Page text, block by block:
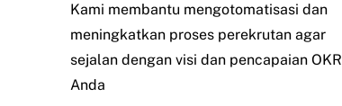
Kami membantu mengotomatisasi dan
meningkatkan proses perekrutan agar
sejalan dengan visi dan pencapaian OKR
Anda